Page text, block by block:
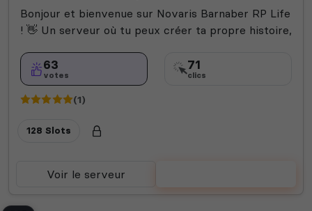
Bonjour et bienvenue sur Novaris Barnaber RP Life
! 👋 Un serveur où tu peux créer ta propre histoire,
63
votes
71
clics
(1)
128 Slots
Voir le serveur